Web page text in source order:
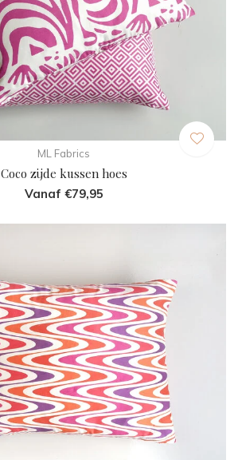
ML Fabrics
Coco zijde kussen hoes
Vanaf €79,95